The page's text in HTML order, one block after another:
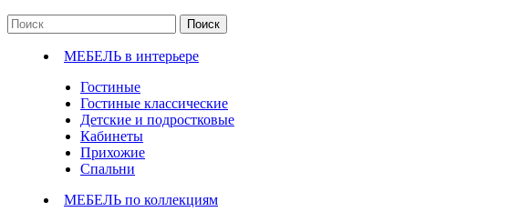
Поиск
МЕБЕЛЬ в интерьере
Гостиные
Гостиные классические
Детские и подростковые
Кабинеты
Прихожие
Спальни
МЕБЕЛЬ по коллекциям